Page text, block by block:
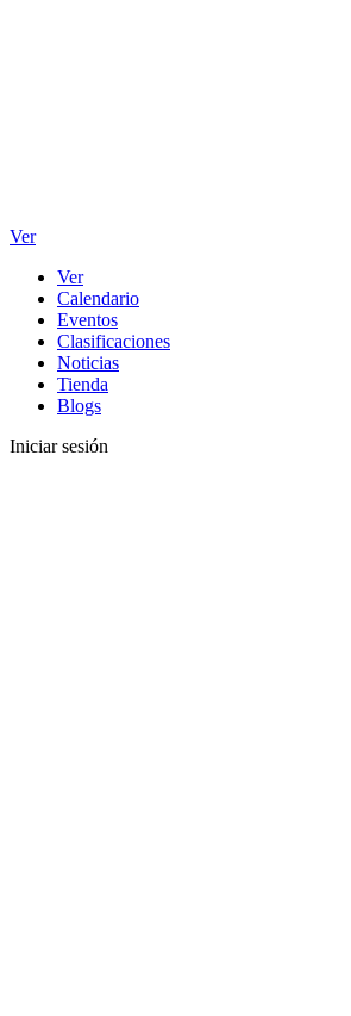
Ver
Ver
Calendario
Eventos
Clasificaciones
Noticias
Tienda
Blogs
Iniciar sesión